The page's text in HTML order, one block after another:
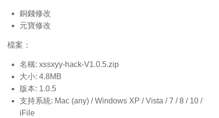
銅錢修改
元寶修改
檔案：
名稱: xssxyy-hack-V1.0.5.zip
大小: 4.8MB
版本: 1.0.5
支持系統: Mac (any) / Windows XP / Vista / 7 / 8 / 10 /
iFile